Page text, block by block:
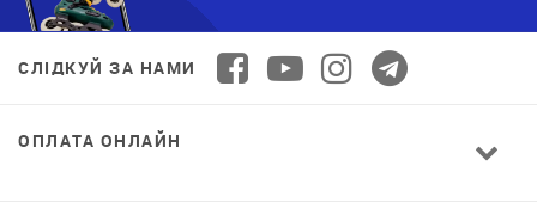
СЛІДКУЙ ЗА НАМИ
ОПЛАТА ОНЛАЙН